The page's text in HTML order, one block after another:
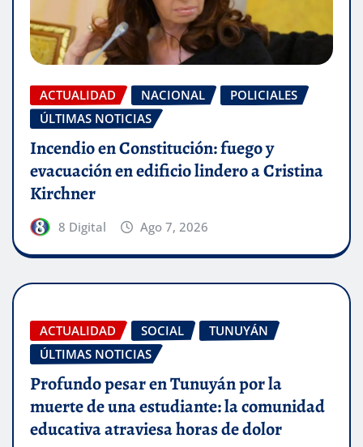
ACTUALIDAD NACIONAL
POLICIALES
ÚLTIMAS NOTICIAS
Incendio en Constitución: fuego y
evacuación en edificio lindero a Cristina
Kirchner
8 Digital Ago 7, 2026
ACTUALIDAD SOCIAL
TUNUYÁN
ÚLTIMAS NOTICIAS
Profundo pesar en Tunuyán por la
muerte de una estudiante: la comunidad
educativa atraviesa horas de dolor